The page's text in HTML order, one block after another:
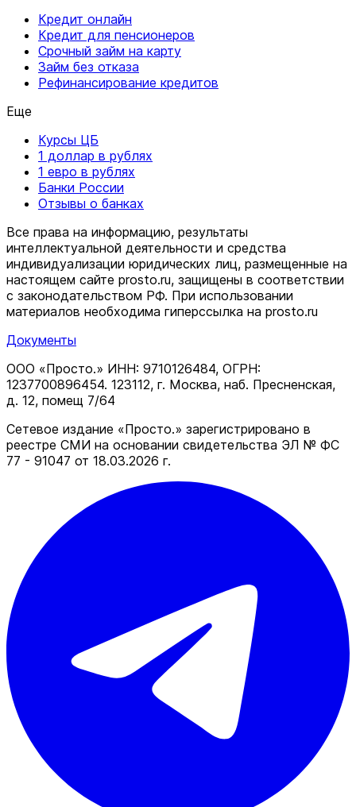
Кредит онлайн
Кредит для пенсионеров
Срочный займ на карту
Займ без отказа
Рефинансирование кредитов
Еще
Курсы ЦБ
1 доллар в рублях
1 евро в рублях
Банки России
Отзывы о банках
Все права на информацию, результаты
интеллектуальной деятельности и средства
индивидуализации юридических лиц, размещенные на
настоящем сайте prosto.ru, защищены в соответствии
c законодательством РФ. При использовании
материалов необходима гиперссылка на prosto.ru
Документы
ООО «Просто.» ИНН: 9710126484, ОГРН:
1237700896454. 123112, г. Москва, наб. Пресненская,
д. 12, помещ 7/64
Сетевое издание «Просто.» зарегистрировано в
реестре СМИ на основании свидетельства ЭЛ № ФС
77 - 91047 от 18.03.2026 г.